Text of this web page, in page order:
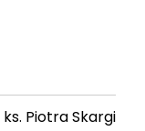
Piotra Skargi